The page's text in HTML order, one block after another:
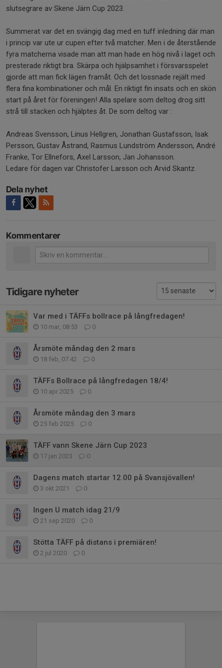
slutsegrare av Skene Järn Cup 2023.
Summerat var det en svängig dag med en tuff inledning där man
i princip var ute ur cupen efter två matcher. Men i de återstående
fyra matcherna visade man att man hade en hög nivå i laget och
presterade riktigt bra. Skärpa och hjälpsamhet i försvarsspelet
gjorde att man fick lägen framåt. Och det lossnade rejält med
flera fina kombinationer och mål. En riktigt fin insats och en skön
start på året för föreningen! Alla spelare som deltog drog sitt
strå till stacken och hjälptes åt. De som deltog var :
Andreas Svensson, Linus Hellgren, Jonathan Gustafsson, Isak
Persson, Gustav Åstrand, Rasmus Lundström Andersson, André
Franke, Tor Ellnefors, Axel Larsson, Jan Johansson.
Ledare för dagen var Christofer Larsson och Arvid Skantz.
Dela nyhet
Kommentarer
Tidigare nyheter
Var med i TÄFFs bollrace på långfredagen!
10 mar, 08:53 0
Årsmöte måndag den 2 mars
18 feb, 07:42 0
TÄFFs Bollrace på långfredagen 18/4!
10 apr 2025 0
Årsmöte måndag den 3 mars
25 feb 2025 0
TÄFF vann Skene Järn Cup 2023
17 jan 2023 0
Dagens match startar 12.00 på Svansjövallen!
3 okt 2021 0
Ingen U match idag 21/9
21 sep 2020 0
Stötta TÄFF på distans i premiären!
2 jul 2020 0